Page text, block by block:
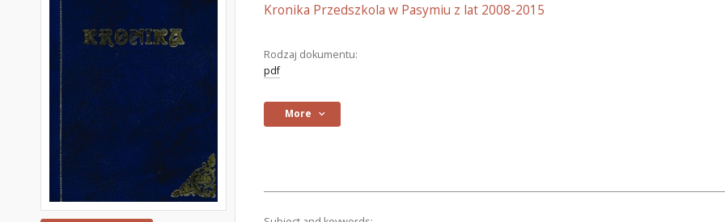
Kronika Przedszkola w Pasymiu z lat 2008-2015
Rodzaj dokumentu:
pdf
More